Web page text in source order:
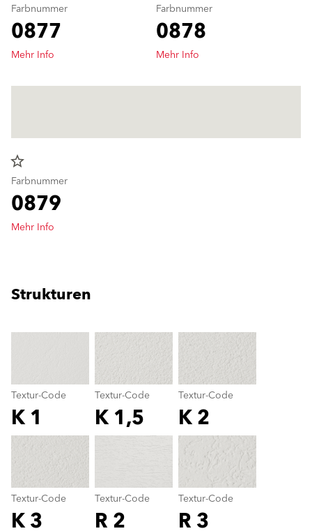
Farbnummer
0877
Mehr Info
Farbnummer
0878
Mehr Info
star_border
Farbnummer
0879
Mehr Info
Strukturen
Textur-Code
K 1
Textur-Code
K 1,5
Textur-Code
K 2
Textur-Code
K 3
Textur-Code
R 2
Textur-Code
R 3
Textur-Code
color_name